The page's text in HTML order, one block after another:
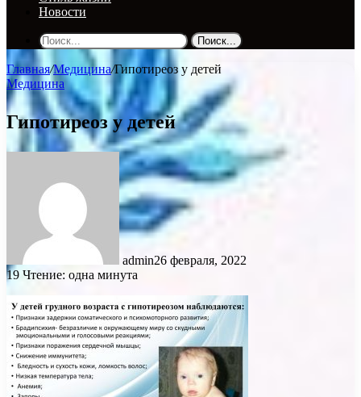
Новости
Поиск...
Главная/Медицина/Гипотиреоз у детей
Медицина
Гипотиреоз у детей
admin26 февраля, 2022
19 Чтение: одна минута